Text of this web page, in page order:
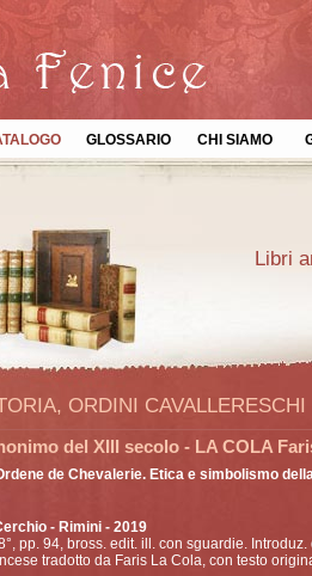
GLOSSARIO CHI SIAMO
Libri
ORDINI CAVALLERESCHI
del XIII secolo - LA COLA
de Chevalerie. Etica e simbolismo
- Rimini - 2019
pp. 94, bross. edit. ill. con sguardie.
tradotto da Faris La Cola, con testo